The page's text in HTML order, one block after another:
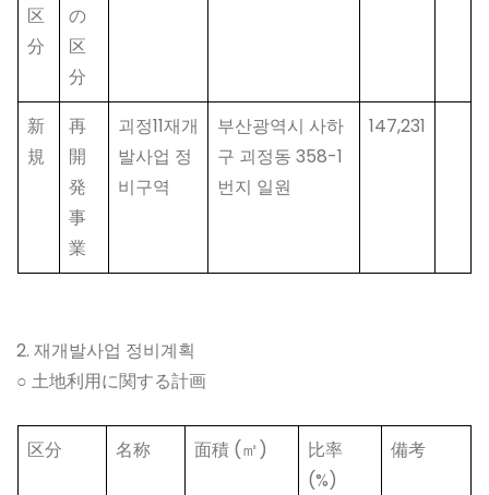
区
分
の
区
分
新
規
再
開
発
事
業
괴정11재개
발사업 정
비구역
부산광역시 사하
구 괴정동 358-1
번지 일원
147,231
2. 재개발사업 정비계획
○ 土地利用に関する計画
区分 名称 面積 (㎡)
比率
(%)
備考